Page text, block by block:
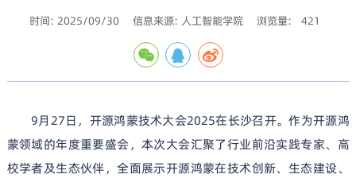
时间: 2025/09/30 信息来源: 人工智能学院 浏览量: 421
9月27日，开源鸿蒙技术大会2025在长沙召开。作为开源鸿
蒙领域的年度重要盛会，本次大会汇聚了行业前沿实践专家、高
校学者及生态伙伴，全面展示开源鸿蒙在技术创新、生态建设、